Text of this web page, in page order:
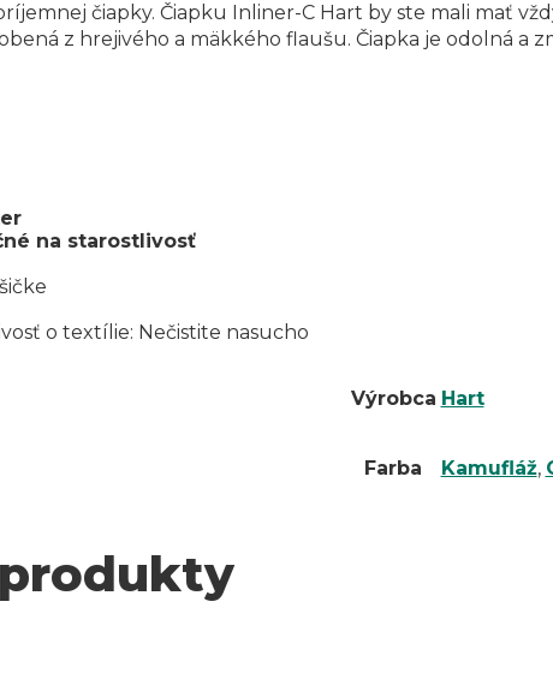
čiapky. Čiapku Inliner-C Hart by ste mali mať
z hrejivého a mäkkého flaušu. Čiapka je odolná a
na starostlivosť
o textílie: Nečistite nasucho
Výrobca Hart
Farba Kamufláž,